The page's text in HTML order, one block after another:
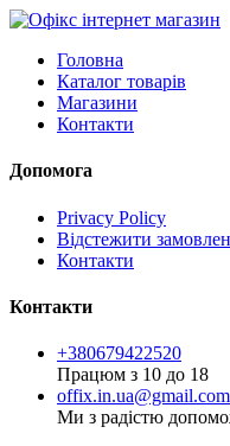
Головна
Каталог товарів
Магазини
Контакти
Допомога
Privacy Policy
Відстежити
Контакти
Контакти
+380679422520
Працюм з 10 до 18
offix.in.ua@gmail.com
Ми з радістю